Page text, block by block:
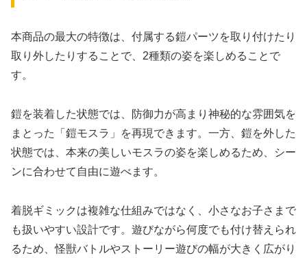
本商品の最大の特徴は、付属する鎧パーツを取り付けたり
取り外したりすることで、2種類の姿を楽しめることで
す。
鎧を装着した状態では、防御力が高まり神秘的な雰囲気を
まとった「鎧モスラ」を再現できます。一方、鎧を外した
状態では、本来の美しいモスラの姿を楽しめるため、シー
ンに合わせて自由に遊べます。
着脱ギミックは複雑な仕組みではなく、小さなお子さまで
も扱いやすい設計です。遊びながら何度でも付け替えられ
るため、怪獣バトルやストーリー遊びの幅が大きく広がり